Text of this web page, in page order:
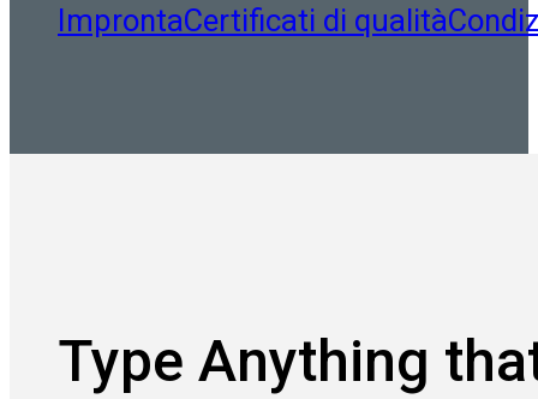
ImprontaCertificati di qualità
Type Anything